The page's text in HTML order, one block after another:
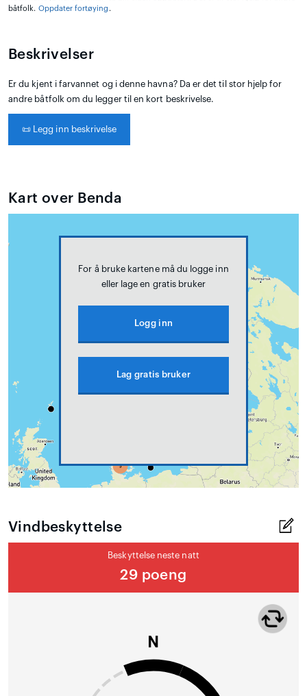
båtfolk. Oppdater fortøying .
Beskrivelser
Er du kjent i farvannet og i denne havna? Da er det til stor hjelp for
andre båtfolk om du legger til en kort beskrivelse.
📜 Legg inn beskrivelse
Kart over Benda
For å bruke kartene må du logge inn
eller lage en gratis bruker
Logg inn
Lag gratis bruker
Vindbeskyttelse
Beskyttelse neste natt
29 poeng
N